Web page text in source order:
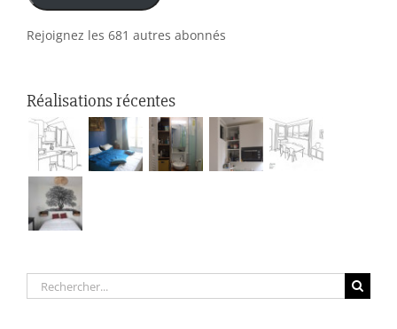
Rejoignez les 681 autres abonnés
Réalisations récentes
Rechercher: